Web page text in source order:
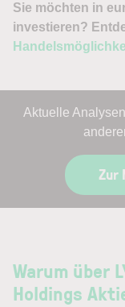
Sie möchten in
investieren?
Aktuelle
Zur
Warum über
Holdings